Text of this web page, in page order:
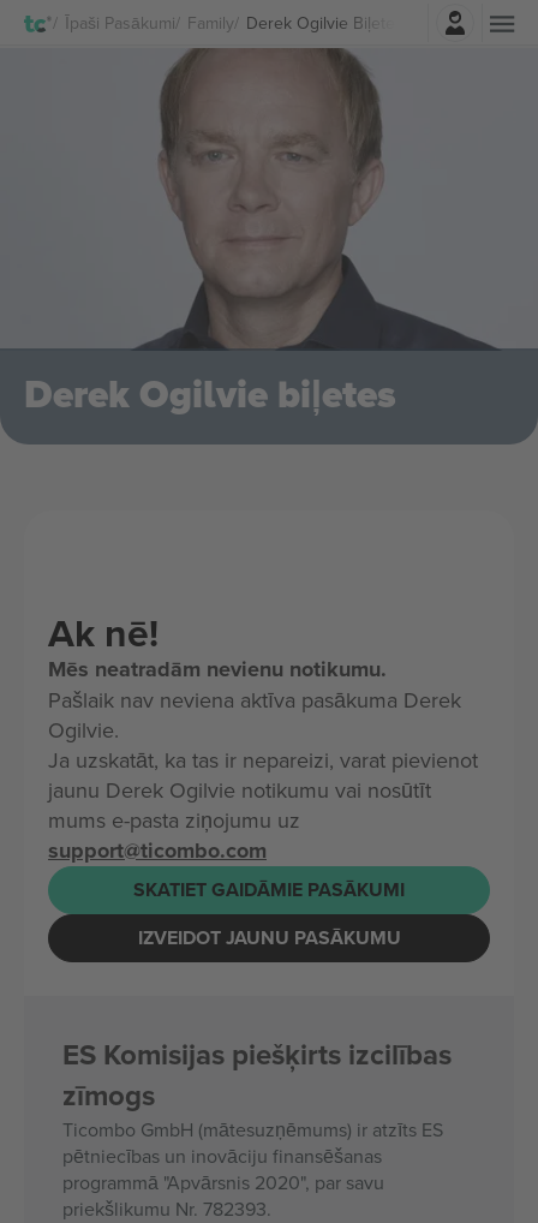
Īpaši Pasākumi Family Derek Ogilvie Biļetes
Pierakstīties
Derek Ogilvie biļetes
Ak nē!
Mēs neatradām nevienu notikumu.
Pašlaik nav neviena aktīva pasākuma Derek
Ogilvie.
Ja uzskatāt, ka tas ir nepareizi, varat pievienot
jaunu Derek Ogilvie notikumu vai nosūtīt
mums e-pasta ziņojumu uz
support@ticombo.com
SKATIET GAIDĀMIE PASĀKUMI
IZVEIDOT JAUNU PASĀKUMU
ES Komisijas piešķirts izcilības
zīmogs
Ticombo GmbH (mātesuzņēmums) ir atzīts ES
pētniecības un inovāciju finansēšanas
programmā "Apvārsnis 2020", par savu
priekšlikumu Nr. 782393.